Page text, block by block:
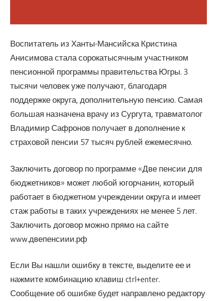
Воспитатель из Ханты-Мансийска Кристина
Анисимова стала сорокатысячным участником
пенсионной программы правительства Югры. 3
тысячи человек уже получают, благодаря
поддержке округа, дополнительную пенсию. Самая
большая назначена врачу из Сургута, травматолог
Владимир Сафронов получает в дополнение к
страховой пенсии 57 тысяч рублей ежемесячно.
Заключить договор по программе «Две пенсии для
бюджетников» может любой югорчанин, который
работает в бюджетном учреждении округа и имеет
стаж работы в таких учреждениях не менее 5 лет.
Заключить договор можно прямо на сайте
www.двепенсиии.рф
Если Вы нашли ошибку в тексте, выделите ее и
нажмите комбинацию клавиш ctrl+enter.
Сообщение об ошибке будет направлено редактору